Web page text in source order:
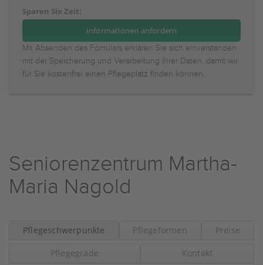
Sparen Sie Zeit:
Mit Absenden des Fomulars erklären Sie sich einverstanden
mit der Speicherung und Verarbeitung Ihrer Daten, damit wir
für Sie kostenfrei einen Pflegeplatz finden können.
Seniorenzentrum Martha-
Maria Nagold
Pflegeschwerpunkte Pflegeformen Preise
Pflegegrade Kontakt